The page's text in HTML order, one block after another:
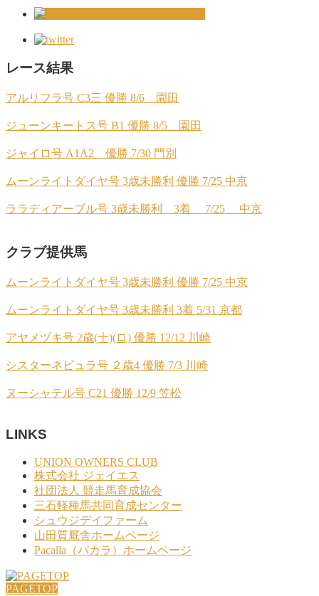
レース結果
アルリフラ号 C3三 優勝 8/6 園田
ジューンキートス号 B1 優勝 8/5 園田
ジャイロ号 A1A2 優勝 7/30 門別
ムーンライトダイヤ号 3歳未勝利 優勝 7/25 中京
ララディアーブル号 3歳未勝利 3着 7/25 中京
クラブ提供馬
ムーンライトダイヤ号 3歳未勝利 優勝 7/25 中京
ムーンライトダイヤ号 3歳未勝利 3着 5/31 京都
アヤメヅキ号 2歳(十)(ロ) 優勝 12/12 川崎
シスターネビュラ号 ２歳4 優勝 7/3 川崎
ヌーシャテル号 C21 優勝 12/9 笠松
LINKS
UNION OWNERS CLUB
株式会社 ジェイエス
社団法人 競走馬育成協会
三石軽種馬共同育成センター
シュウジデイファーム
山田質厩舎ホームページ
Pacalla（パカラ）ホームページ
PAGETOP